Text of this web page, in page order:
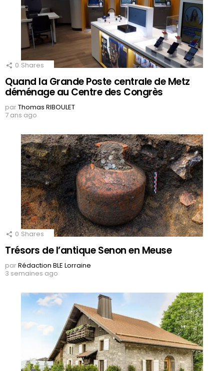
0 Shares
Quand la Grande Poste centrale de Metz
déménage au Centre des Congrès
parThomas RIBOULET
7 ans ago
0 Shares
Trésors de l’antique Senon en Meuse
parRédaction BLE Lorraine
3 semaines ago